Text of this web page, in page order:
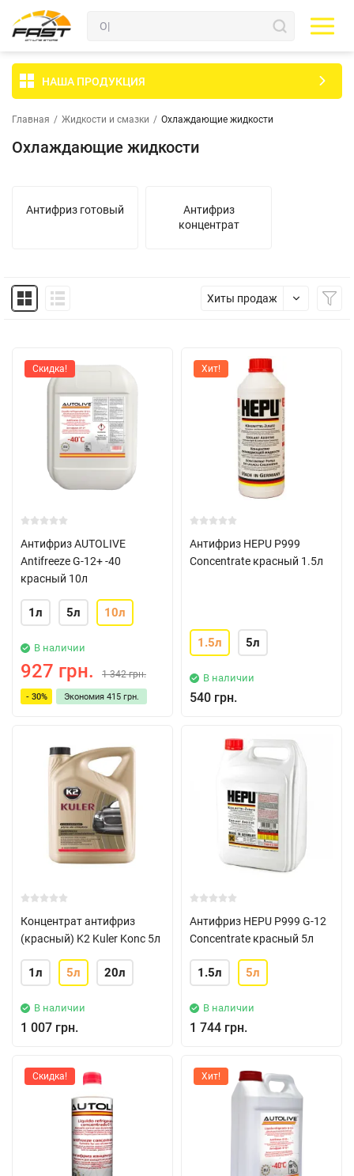
НАША ПРОДУКЦИЯ
Главная / Жидкости и смазки / Охлаждающие жидкости
Охлаждающие жидкости
Антифриз готовый
Антифриз
концентрат
Хиты продаж
Скидка!
Антифриз AUTOLIVE
Antifreeze G-12+ -40
красный 10л
1л 5л 10л
В наличии
927 грн. 1 342 грн.
- 30% Экономия 415 грн.
Хит!
Антифриз HEPU P999
Concentrate красный 1.5л
1.5л 5л
В наличии
540 грн.
Концентрат антифриз
(красный) K2 Kuler Konc 5л
1л 5л 20л
В наличии
1 007 грн.
Антифриз HEPU P999 G-12
Concentrate красный 5л
1.5л 5л
В наличии
1 744 грн.
Скидка! Хит!